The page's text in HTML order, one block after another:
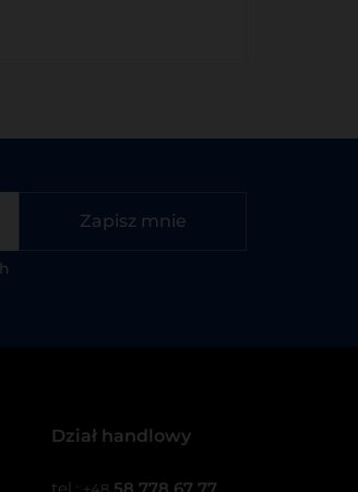
Zapisz mnie
Dział handlowy